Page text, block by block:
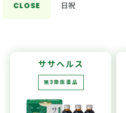
CLOSE 日祝
ササヘルス
第3類医薬品